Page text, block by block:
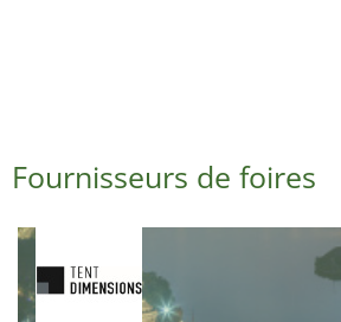
Fournisseurs de foires